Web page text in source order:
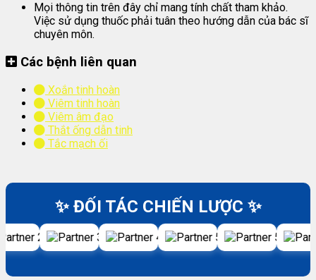
Mọi thông tin trên đây chỉ mang tính chất tham khảo.
Việc sử dụng thuốc phải tuân theo hướng dẫn của bác sĩ
chuyên môn.
Các bệnh liên quan
Xoắn tinh hoàn
Viêm tinh hoàn
Viêm âm đạo
Thắt ống dẫn tinh
Tắc mạch ối
✨ ĐỐI TÁC CHIẾN LƯỢC ✨